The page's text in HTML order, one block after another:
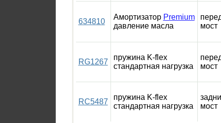
634810
Амортизатор Premium
давление масла
мост
RG1267
пружина K-flex
стандартная нагрузка
мост
RC5487
пружина K-flex
стандартная нагрузка
мост